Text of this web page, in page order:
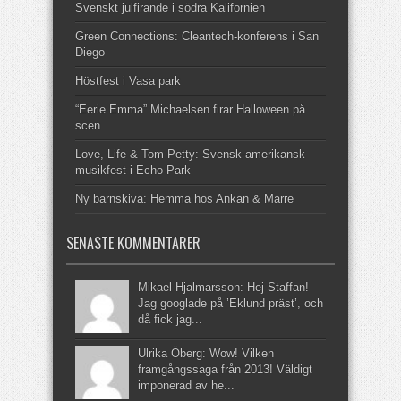
Svenskt julfirande i södra Kalifornien
Green Connections: Cleantech-konferens i San
Diego
Höstfest i Vasa park
“Eerie Emma” Michaelsen firar Halloween på
scen
Love, Life & Tom Petty: Svensk-amerikansk
musikfest i Echo Park
Ny barnskiva: Hemma hos Ankan & Marre
SENASTE KOMMENTARER
Mikael Hjalmarsson: Hej Staffan!
Jag googlade på ’Eklund präst’, och
då fick jag...
Ulrika Öberg: Wow! Vilken
framgångssaga från 2013! Väldigt
imponerad av he...